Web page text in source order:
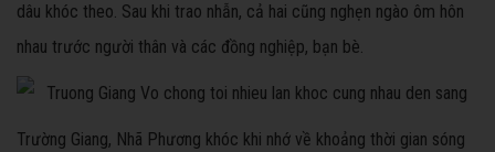
dâu khóc theo. Sau khi trao nhẫn, cả hai cũng nghẹn ngào ôm hôn
nhau trước người thân và các đồng nghiệp, bạn bè.
Trường Giang, Nhã Phương khóc khi nhớ về khoảng thời gian sóng